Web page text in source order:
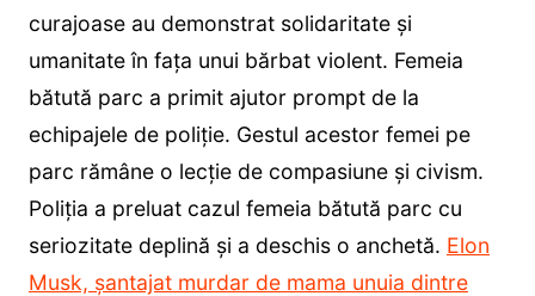
curajoase au demonstrat solidaritate și
umanitate în fața unui bărbat violent. Femeia
bătută parc a primit ajutor prompt de la
echipajele de poliție. Gestul acestor femei pe
parc rămâne o lecție de compasiune și civism.
Poliția a preluat cazul femeia bătută parc cu
seriozitate deplină și a deschis o anchetă. Elon
Musk, șantajat murdar de mama unuia dintre